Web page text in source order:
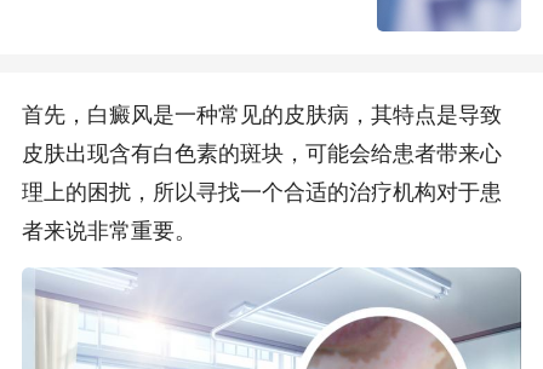
首先，白癜风是一种常见的皮肤病，其特点是导致
皮肤出现含有白色素的斑块，可能会给患者带来心
理上的困扰，所以寻找一个合适的治疗机构对于患
者来说非常重要。